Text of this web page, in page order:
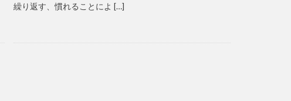
繰り返す、慣れることによ […]